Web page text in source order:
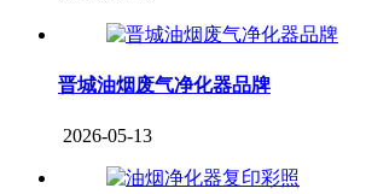
晋城油烟废气净化器品牌
2026-05-13